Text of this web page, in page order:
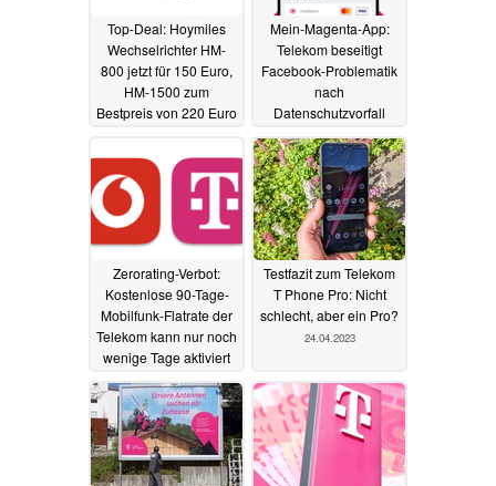
Top-Deal: Hoymiles
Wechselrichter HM-
800 jetzt für 150 Euro,
HM-1500 zum
Bestpreis von 220 Euro
Mein-Magenta-App:
Telekom beseitigt
Facebook-Problematik
nach
Datenschutzvorfall
14.07.2023
Zerorating-Verbot:
Kostenlose 90-Tage-
Mobilfunk-Flatrate der
Telekom kann nur noch
wenige Tage aktiviert
werden.28.05.2023
Testfazit zum Telekom
T Phone Pro: Nicht
schlecht, aber ein Pro?
24.04.2023